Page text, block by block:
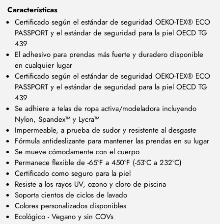
Características
Certificado según el estándar de seguridad OEKO-TEX® ECO
PASSPORT y el estándar de seguridad para la piel OECD TG
439
El adhesivo para prendas más fuerte y duradero disponible
en cualquier lugar
Certificado según el estándar de seguridad OEKO-TEX® ECO
PASSPORT y el estándar de seguridad para la piel OECD TG
439
Se adhiere a telas de ropa activa/modeladora incluyendo
Nylon, Spandex™ y Lycra™
Impermeable, a prueba de sudor y resistente al desgaste
Fórmula antideslizante para mantener las prendas en su lugar
Se mueve cómodamente con el cuerpo
Permanece flexible de -65°F a 450°F (-53°C a 232°C)
Certificado como seguro para la piel
Resiste a los rayos UV, ozono y cloro de piscina
Soporta cientos de ciclos de lavado
Colores personalizados disponibles
Ecológico - Vegano y sin COVs